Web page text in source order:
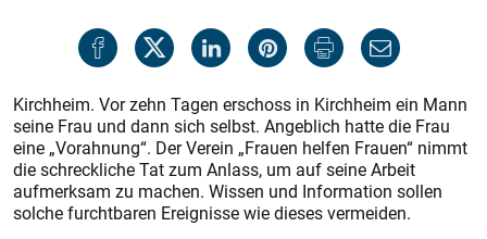
Kirchheim. Vor zehn Tagen erschoss in Kirchheim ein Mann
seine Frau und dann sich selbst. Angeblich hatte die Frau
eine „Vorahnung“. Der Verein „Frauen helfen Frauen“ nimmt
die schreckliche Tat zum Anlass, um auf seine Arbeit
aufmerksam zu machen. Wissen und Information sollen
solche furchtbaren Ereignisse wie dieses vermeiden.